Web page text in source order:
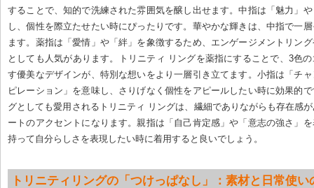
することで、知的で洗練された雰囲気を醸し出せます。中指は「魅力」
し、個性を際立たせたい時にぴったりです。華やかな輝きは、中指で一
ます。薬指は「愛情」や「絆」を象徴するため、エンゲージメントリン
としても人気があります。トリニティ リングを薬指にすることで、3色
す優美なデザインが、特別な想いをより一層引き立てます。小指は「チ
ピレーション」を意味し、さりげなく個性をアピールしたい時に効果的
グとしても愛用されるトリニティ リングは、繊細でありながらも存在感
ートのアクセントになります。親指は「自己肯定感」や「意志の強さ」
持って自分らしさを表現したい時に着用すると良いでしょう。
トリニティリングの「つけっぱなし」：素材と日常使い